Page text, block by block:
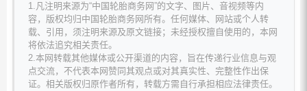
1.凡注明来源为“中国轮胎商务网”的文字、图片、音视频等内
容，版权均归中国轮胎商务网所有。任何媒体、网站或个人转
载、引用，须注明来源及原文链接；未经授权擅自使用的，本网
将依法追究相关责任。
2.本网转载其他媒体或公开渠道的内容，旨在传递行业信息与观
点交流，不代表本网赞同其观点或对其真实性、完整性作出保
证。相关版权归原作者所有，转载方需自行承担相应法律责任。